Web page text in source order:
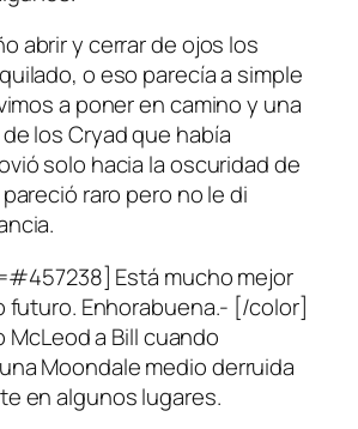
abrir y cerrar de ojos los
o eso parecía a simple
a poner en camino y una
los Cryad que había
solo hacia la oscuridad de
raro pero no le di
Está mucho mejor
futuro. Enhorabuena.- [/color]
a Bill cuando
Moondale medio derruida
en algunos lugares.